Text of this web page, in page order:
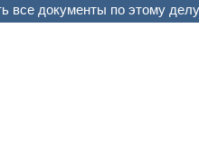
все документы по этому делу